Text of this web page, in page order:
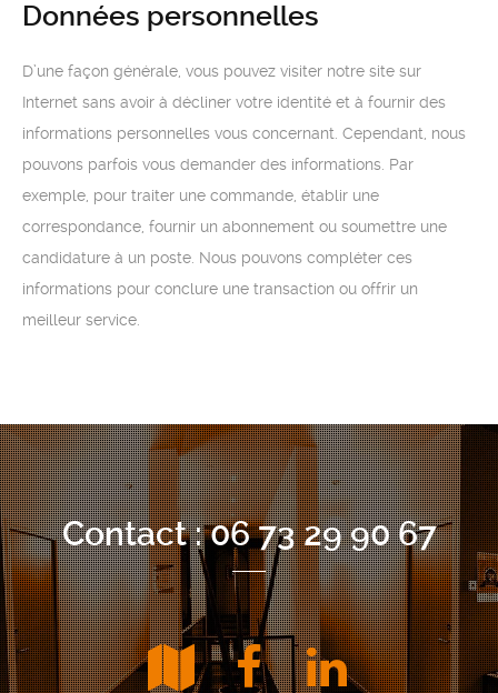
Données personnelles
D’une façon générale, vous pouvez visiter notre site sur
Internet sans avoir à décliner votre identité et à fournir des
informations personnelles vous concernant. Cependant, nous
pouvons parfois vous demander des informations. Par
exemple, pour traiter une commande, établir une
correspondance, fournir un abonnement ou soumettre une
candidature à un poste. Nous pouvons compléter ces
informations pour conclure une transaction ou offrir un
meilleur service.
Contact : 06 73 29 90 67